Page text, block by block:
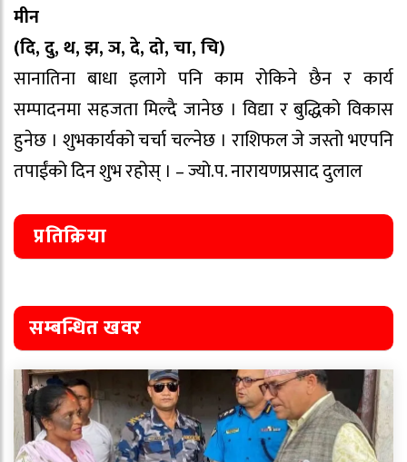
मीन
(दि, दु, थ, झ, ञ, दे, दो, चा, चि)
सानातिना बाधा इलागे पनि काम रोकिने छैन र कार्य
सम्पादनमा सहजता मिल्दै जानेछ । विद्या र बुद्धिको विकास
हुनेछ । शुभकार्यको चर्चा चल्नेछ । राशिफल जे जस्तो भएपनि
तपाईंको दिन शुभ रहोस् । – ज्यो.प. नारायणप्रसाद दुलाल
प्रतिक्रिया
सम्बन्धित खवर